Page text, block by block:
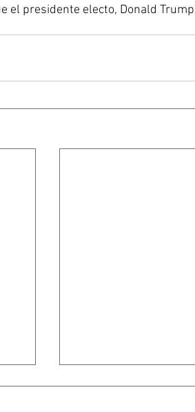
el presidente electo, Donald